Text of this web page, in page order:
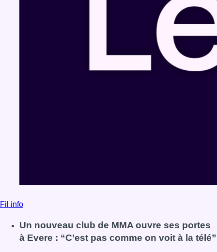
Fil info
Un nouveau club de MMA ouvre ses portes
à Evere : “C’est pas comme on voit à la télé”